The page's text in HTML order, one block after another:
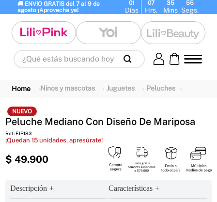
🚚 ENVIO GRATIS del 7 al 9 de
agosto ¡Aprovecha ya!
01
Días
07
Hrs.
35
Mins
54
Segs.
¿Qué estás buscando hoy?
Ninos y mascotas Juguetes Peluches
NUEVO
Peluche Mediano Con Diseño De Mariposa
Ref: FJF183
¡Quedan15 unidades, apresúrate!
$ 49.900
Descripción Características
panty brasier vestidos baño
7. perfumes 8. perfume 9. termos
10. maletas